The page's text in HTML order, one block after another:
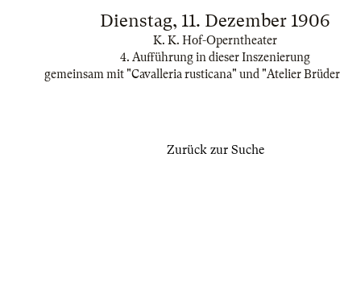
Dienstag, 11. Dezember 1906
K. K. Hof-Operntheater
4. Aufführung in dieser Inszenierung
gemeinsam mit "Cavalleria rusticana" und "Atelier
Zurück zur Suche